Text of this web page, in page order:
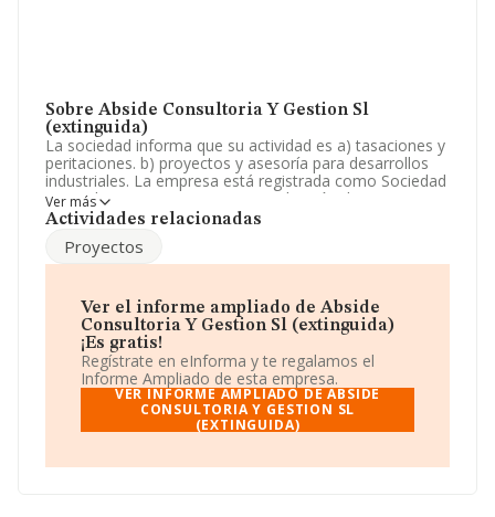
Sobre Abside Consultoria Y Gestion Sl
(extinguida)
La sociedad informa que su actividad es a) tasaciones y
peritaciones. b) proyectos y asesoría para desarrollos
industriales. La empresa está registrada como Sociedad
Limitada. Tiene CNAE: 6621 - 'Evaluación de riesgos y
daños'. No realiza actividad de importación y/o
La compañíaAbside Consultoría y Gestión S.L
B09524323, está situada en Calle Progreso núm. 10
Piso 5 A, (09002), Burgos, Castilla-león.
En relación con el sector y disponiendo de los datos de
hasta 2.685 empresas, en el ámbito nacional la
facturación alcanza la cifra de 373 millones de euros y la
media entre todas las compañías es de 139 mil euros
de ventas. Como información adicional de interés, los
años desde la constitución.
Ver más
Actividades relacionadas
Proyectos
Ver el informe ampliado de Abside
Consultoria Y Gestion Sl (extinguida)
¡Es gratis!
Regístrate en eInforma y te regalamos el
Informe Ampliado de esta empresa.
VER INFORME AMPLIADO DE ABSIDE
CONSULTORIA Y GESTION SL
(EXTINGUIDA)